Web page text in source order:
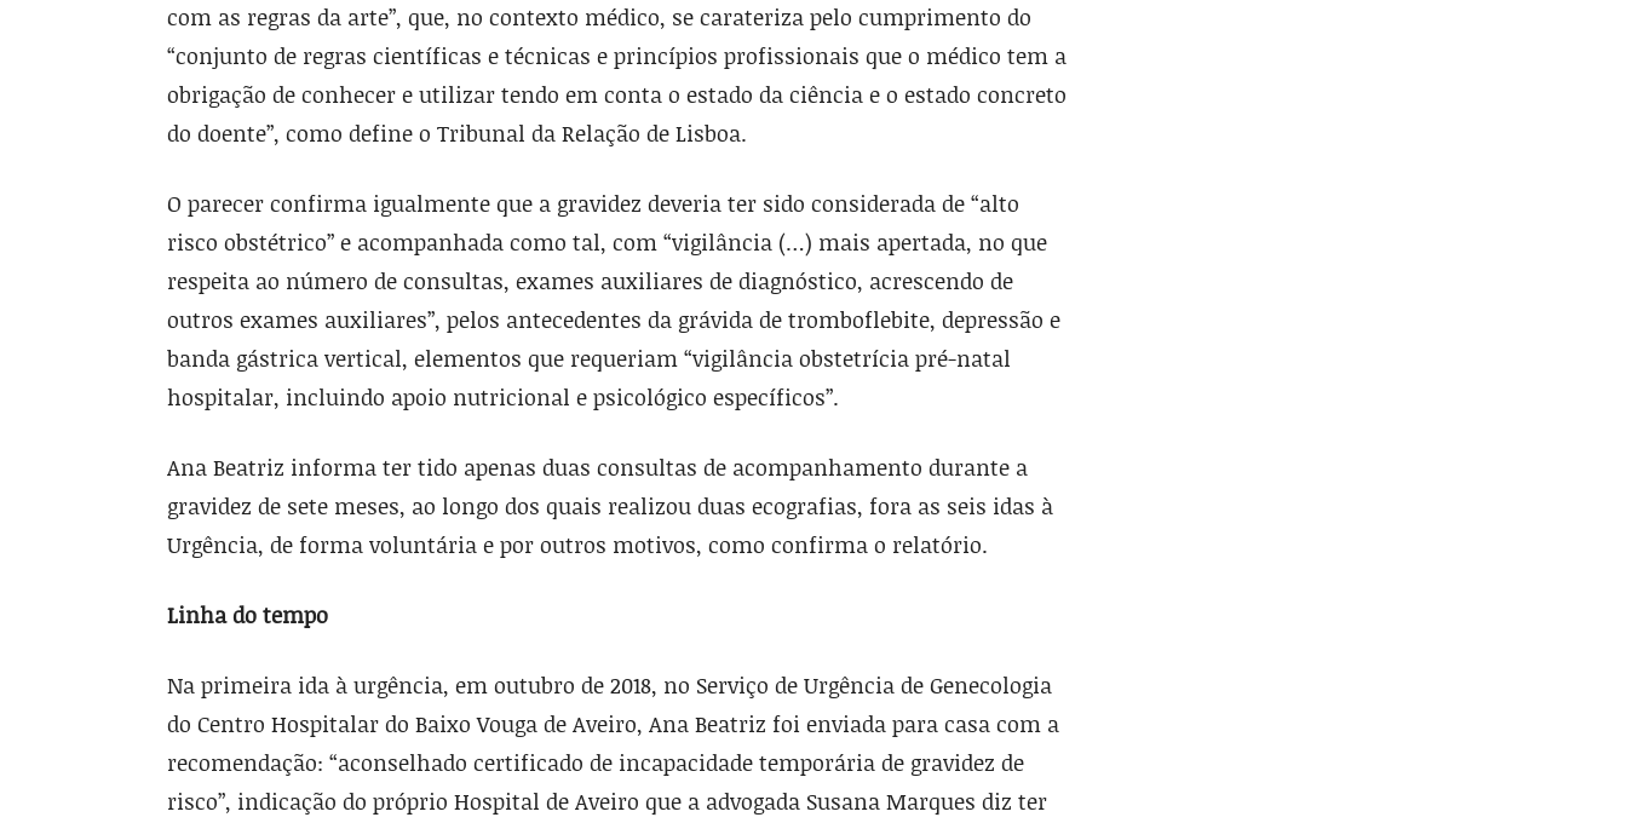
com as regras da arte”, que, no contexto médico, se carateriza pelo cumprimento do
“conjunto de regras científicas e técnicas e princípios profissionais que o médico tem a
obrigação de conhecer e utilizar tendo em conta o estado da ciência e o estado concreto
do doente”, como define o Tribunal da Relação de Lisboa.
O parecer confirma igualmente que a gravidez deveria ter sido considerada de “alto
risco obstétrico” e acompanhada como tal, com “vigilância (…) mais apertada, no que
respeita ao número de consultas, exames auxiliares de diagnóstico, acrescendo de
outros exames auxiliares”, pelos antecedentes da grávida de tromboflebite, depressão e
banda gástrica vertical, elementos que requeriam “vigilância obstetrícia pré-natal
hospitalar, incluindo apoio nutricional e psicológico específicos”.
Ana Beatriz informa ter tido apenas duas consultas de acompanhamento durante a
gravidez de sete meses, ao longo dos quais realizou duas ecografias, fora as seis idas à
Urgência, de forma voluntária e por outros motivos, como confirma o relatório.
Linha do tempo
Na primeira ida à urgência, em outubro de 2018, no Serviço de Urgência de Genecologia
do Centro Hospitalar do Baixo Vouga de Aveiro, Ana Beatriz foi enviada para casa com a
recomendação: “aconselhado certificado de incapacidade temporária de gravidez de
risco”, indicação do próprio Hospital de Aveiro que a advogada Susana Marques diz ter